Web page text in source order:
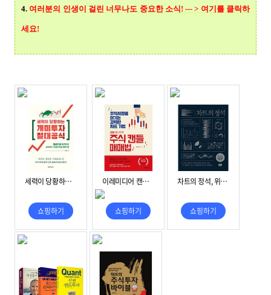
4. 여러분의 인생이 걸린 너무나도 중요한 소식! --- > 여기를 클릭하
세요!